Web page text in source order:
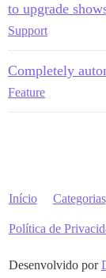
to upgrade
Support
Completely
Feature
Início Categorias
Política de
Desenvolvido por